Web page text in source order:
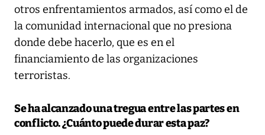
otros enfrentamientos armados, así como el de
la comunidad internacional que no presiona
donde debe hacerlo, que es en el
financiamiento de las organizaciones
terroristas.
Se ha alcanzado una tregua entre las partes en
conflicto. ¿Cuánto puede durar esta paz?